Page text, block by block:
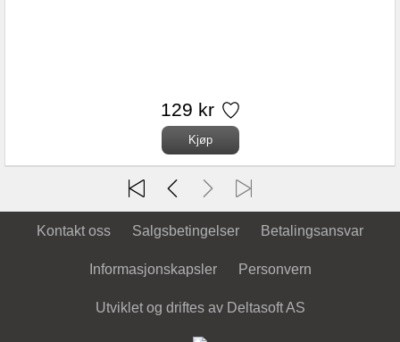
129 kr
Kontakt oss Salgsbetingelser Betalingsansvar
Informasjonskapsler Personvern
Utviklet og driftes av Deltasoft AS